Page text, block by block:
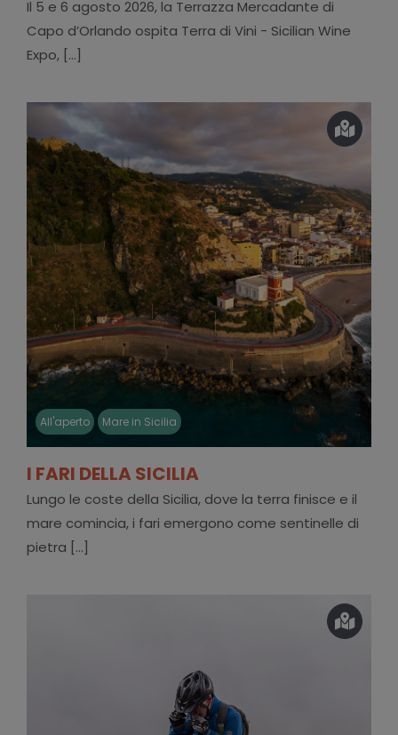
Il 5 e 6 agosto 2026, la Terrazza Mercadante di
Capo d’Orlando ospita Terra di Vini - Sicilian Wine
Expo, [...]
All'aperto Mare in Sicilia
I FARI DELLA SICILIA
Lungo le coste della Sicilia, dove la terra finisce e il
mare comincia, i fari emergono come sentinelle di
pietra [...]